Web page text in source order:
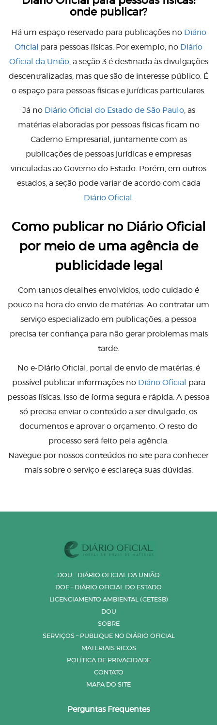
onde publicar?
Há um espaço reservado para publicações no Diário
Oficial
para pessoas físicas. Por exemplo, no Diário
Oficial da União, a seção 3 é destinada às divulgações
descentralizadas, mas que são de interesse público. É
o espaço para pessoas físicas e jurídicas particulares.
Já no Diário Oficial do Estado de São Paulo, as
matérias elaboradas por pessoas físicas ficam no
Caderno Empresarial, juntamente com as
publicações de pessoas jurídicas e empresas
vinculadas ao Governo do Estado. Porém, em outros
estados, a seção pode variar de acordo com cada
Diário Oficial
Como publicar no Diário Oficial
por meio de uma agência de
publicidade legal
Com tantos detalhes envolvidos, todo cuidado é
pouco na hora do envio de matérias. Ao contratar um
serviço especializado em publicações, a pessoa
precisa ter confiança para não gerar problemas mais
tarde.
No e-Diário Oficial, portal de envio de matérias, é
possível publicar informações no Diário Oficial
para
pessoas físicas. Isso de forma segura e rápida. A pessoa
só precisa enviar o conteúdo a ser divulgado, os
documentos e aprovar o orçamento. O resto do
processo será feito pela agência.
Navegue por nossos conteúdos no site para conhecer
mais sobre o serviço e esclareça suas dúvidas.
DOU – DIÁRIO OFICIAL DA UNIÃO
DOE – DIÁRIO OFICIAL DO ESTADO
LICENCIAMENTO AMBIENTAL (CETESB)
DOU
SOBRE
SERVIÇOS – PUBLIQUE NO DIÁRIO OFICIAL
MATERIAIS RICOS
POLÍTICA DE PRIVACIDADE
CONTATO
MAPA DO SITE
Perguntas Frequentes